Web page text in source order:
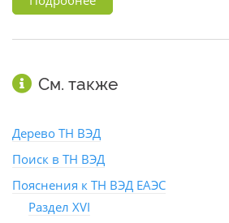
См. также
Дерево ТН ВЭД
Поиск в ТН ВЭД
Пояснения к ТН ВЭД ЕАЭС
Раздел XVI